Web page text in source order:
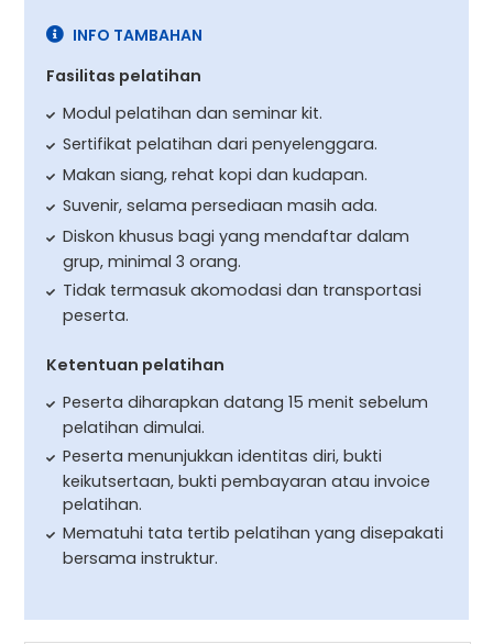
INFO TAMBAHAN
Fasilitas pelatihan
Modul pelatihan dan seminar kit.
Sertifikat pelatihan dari penyelenggara.
Makan siang, rehat kopi dan kudapan.
Suvenir, selama persediaan masih ada.
Diskon khusus bagi yang mendaftar dalam
grup, minimal 3 orang.
Tidak termasuk akomodasi dan transportasi
peserta.
Ketentuan pelatihan
Peserta diharapkan datang 15 menit sebelum
pelatihan dimulai.
Peserta menunjukkan identitas diri, bukti
keikutsertaan, bukti pembayaran atau invoice
pelatihan.
Mematuhi tata tertib pelatihan yang disepakati
bersama instruktur.